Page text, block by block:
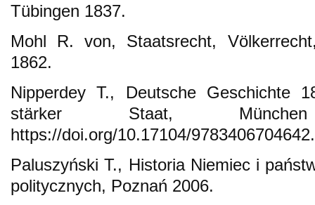
Tübingen 1837.
Mohl R. von, Staatsrecht,
1862.
Nipperdey T., Deutsche Geschichte
stärker Staat,
https://doi.org/10.17104/9783406704642.
Paluszyński T., Historia Niemiec i
politycznych, Poznań 2006.